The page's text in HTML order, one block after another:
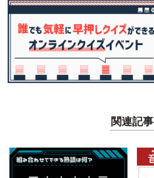
関連記事